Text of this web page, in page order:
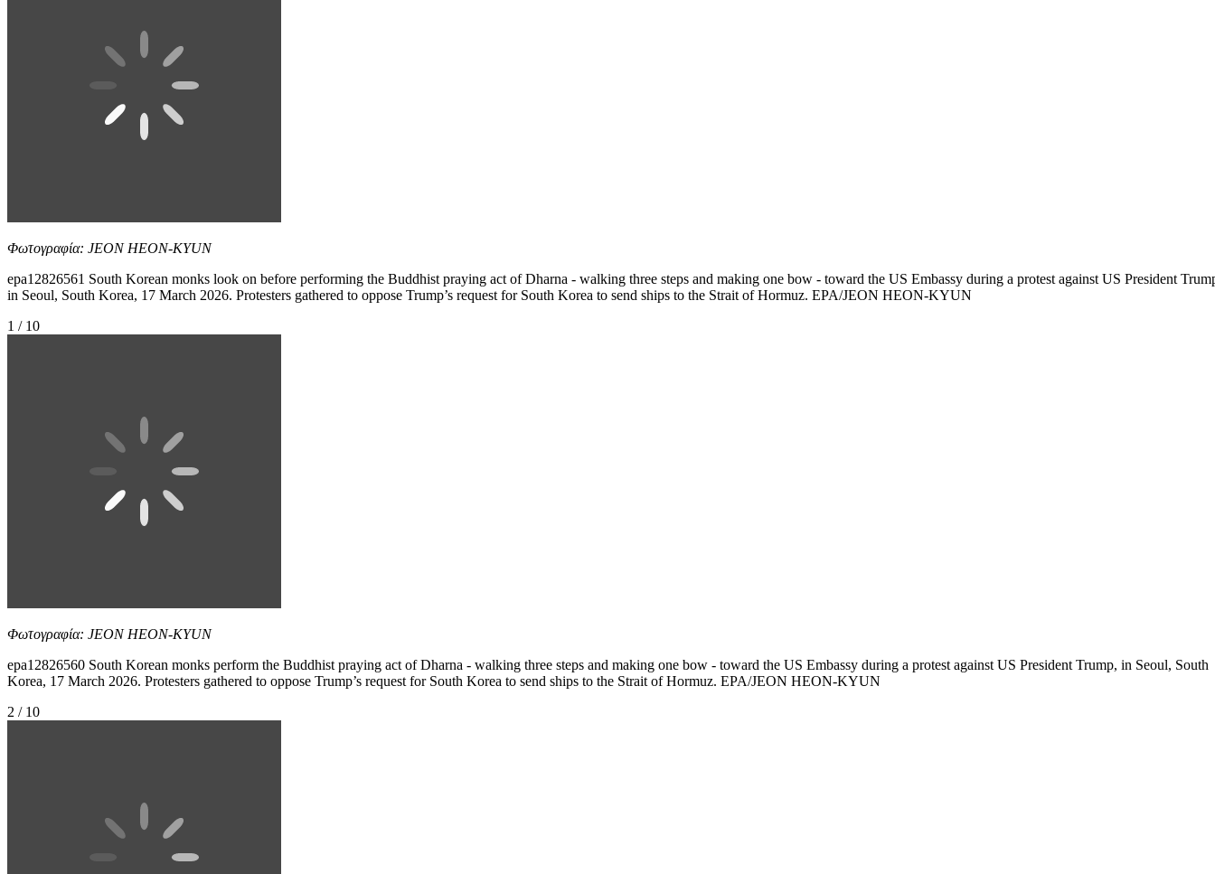
Φωτογραφία: JEON HEON-KYUN
epa12826561 South Korean monks look on before performing the Buddhist praying act of Dharna - walking three steps and making one bow - toward the US Embassy during a protest against US President
in Seoul, South Korea, 17 March 2026. Protesters gathered to oppose Trump’s request for South Korea to send ships to the Strait of Hormuz. EPA/JEON HEON-KYUN
1 / 10
Φωτογραφία: JEON HEON-KYUN
epa12826560 South Korean monks perform the Buddhist praying act of Dharna - walking three steps and making one bow - toward the US Embassy during a protest against US President Trump, in Seoul, South
Korea, 17 March 2026. Protesters gathered to oppose Trump’s request for South Korea to send ships to the Strait of Hormuz. EPA/JEON HEON-KYUN
2 / 10